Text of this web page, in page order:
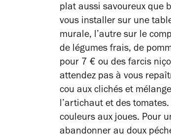
plat aussi savoureux que
vous installer sur une
murale, l’autre sur le
de légumes frais, de
pour 7 € ou des farcis
attendez pas à vous
cou aux clichés et
l’artichaut et des
couleurs aux joues. Pour
abandonner au doux